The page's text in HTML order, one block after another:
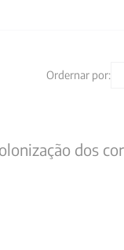
Ordernar por:
dos